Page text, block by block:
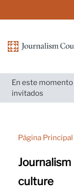
En este
invitados
Página Principal
culture